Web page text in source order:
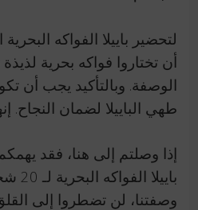
لتحضير باييلا الفواكه
أن تختاروا فواكه بحرية
الوصفة. وبالتأكيد يجب أن
طهي الباييلا لضمان النجاح.
إذا وصلتم إلى هنا، فقد
وصفتنا، لن تضطروا إلى